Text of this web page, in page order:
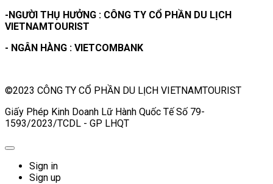
-NGƯỜI THỤ HƯỞNG : CÔNG TY CỔ PHẦN DU LỊCH
VIETNAMTOURIST
- NGÂN HÀNG : VIETCOMBANK
©2023 CÔNG TY CỔ PHẦN DU LỊCH VIETNAMTOURIST
Giấy Phép Kinh Doanh Lữ Hành Quốc Tế Số 79-
1593/2023/TCDL - GP LHQT
Sign in
Sign up